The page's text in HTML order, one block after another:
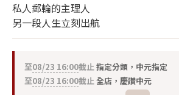
私人郵輪的主理人
另一段人生立刻出航
至08/23 16:00截止指定分類，中元指定
至08/23 16:00截止全店，慶讚中元